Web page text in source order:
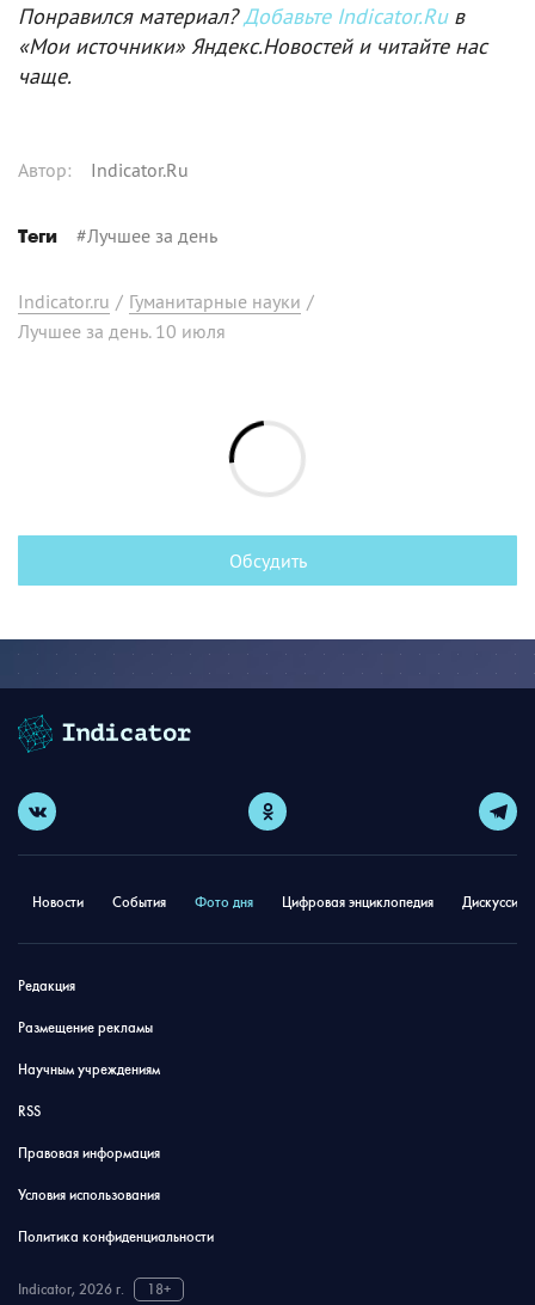
Понравился материал?Добавьте Indicator.Ruв
«Мои источники» Яндекс.Новостей и читайте нас
чаще.
Автор: Indicator.Ru
Теги #Лучшее за день
Indicator.ru / Гуманитарные науки /
Лучшее за день. 10 июля
Обсудить
Новости События Фото дня Цифровая энциклопедия
Редакция
Размещение рекламы
Научным учреждениям
RSS
Правовая информация
Условия использования
Политика конфиденциальности
Indicator, 2026 г. 18+